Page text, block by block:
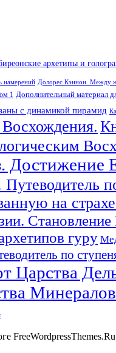
архетипы и
намерений Долорес Кэннон. Между
1 Дополнительный материал
с динамикой пирамид
Достижение
на
гуру
по
Царства
Минералов